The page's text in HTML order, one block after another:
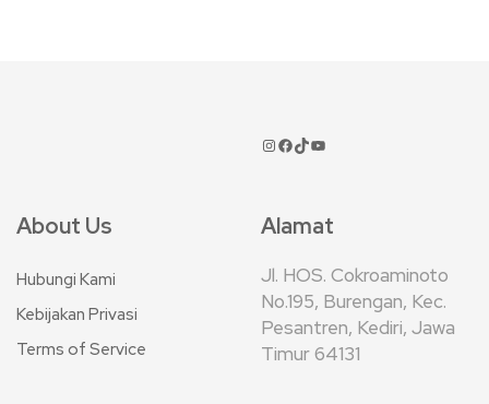
About Us
Hubungi Kami
Kebijakan Privasi
Terms of Service
Alamat
Jl. HOS. Cokroaminoto
No.195, Burengan, Kec.
Pesantren, Kediri, Jawa
Timur 64131